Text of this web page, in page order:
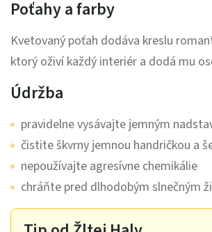
Poťahy a farby
Kvetovaný poťah dodáva kreslu
ktorý oživí každý interiér a dodá mu
Údržba
pravidelne vysávajte jemným
čistite škvrny jemnou handričkou a
nepoužívajte agresívne chemikálie
chráňte pred dlhodobým slnečným